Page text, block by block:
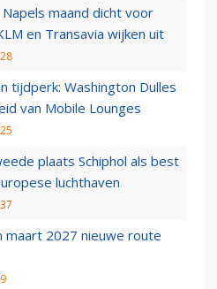
maand dicht voor
en Transavia wijken uit
tijdperk: Washington Dulles
van Mobile Lounges
plaats Schiphol als best
luchthaven
maart 2027 nieuwe route